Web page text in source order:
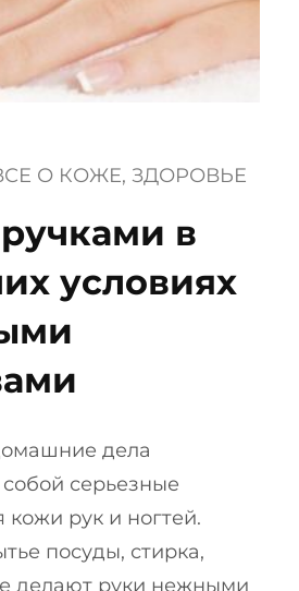
О КОЖЕ, ЗДОРОВЬЕ
в
условиях
дела
серьезные
кожи рук и ногтей.
посуды, стирка,
делают руки нежными